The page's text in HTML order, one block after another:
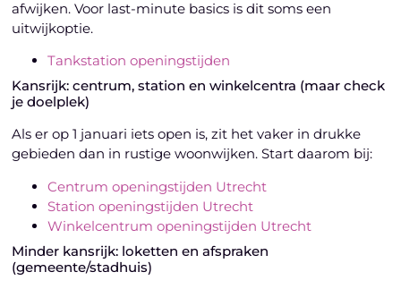
afwijken. Voor last-minute basics is dit soms een
uitwijkoptie.
Tankstation openingstijden
Kansrijk: centrum, station en winkelcentra (maar check
je doelplek)
Als er op 1 januari iets open is, zit het vaker in drukke
gebieden dan in rustige woonwijken. Start daarom bij:
Centrum openingstijden Utrecht
Station openingstijden Utrecht
Winkelcentrum openingstijden Utrecht
Minder kansrijk: loketten en afspraken
(gemeente/stadhuis)